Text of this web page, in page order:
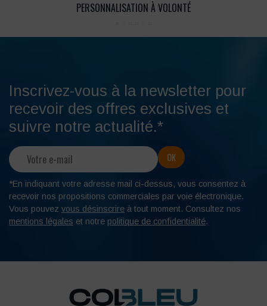
PERSONNALISATION À VOLONTÉ
Inscrivez-vous à la newsletter pour
recevoir des offres exclusives et
suivre notre actualité.*
*En indiquant votre adresse mail ci-dessus, vous consentez à
recevoir nos propositions commerciales par voie électronique.
Vous pouvez vous désinscrire à tout moment. Consultez nos
mentions légales et notre politique de confidentialité.